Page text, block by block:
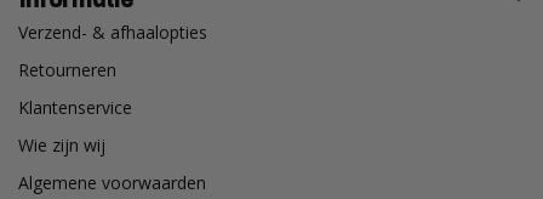
Verzend- & afhaalopties
Retourneren
Klantenservice
Wie zijn wij
Algemene voorwaarden